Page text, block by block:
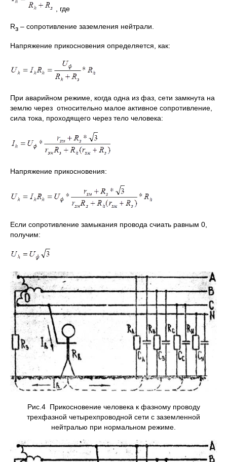
, где
Rз – сопротивление заземления нейтрали.
Напряжение прикосновения определяется, как:
При аварийном режиме, когда одна из фаз, сети замкнута на
землю через относительно малое активное сопротивление,
сила тока, проходящего через тело человека:
Напряжение прикосновения:
Если сопротивление замыкания провода счиать равным 0,
получим:
Рис.4 Прикосновение человека к фазному проводу
трехфазной четырехпроводной сети с заземленной
нейтралью при нормальном режиме.